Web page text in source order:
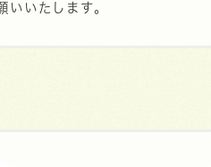
いたします。